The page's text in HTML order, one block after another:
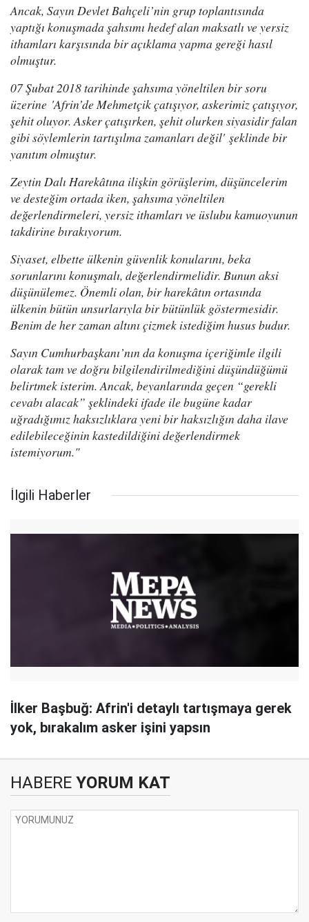
Ancak, Sayın Devlet Bahçeli’nin grup toplantısında
yaptığı konuşmada şahsımı hedef alan maksatlı ve yersiz
ithamları karşısında bir açıklama yapma gereği hasıl
olmuştur.
07 Şubat 2018 tarihinde şahsıma yöneltilen bir soru
üzerine 'Afrin’de Mehmetçik çatışıyor, askerimiz çatışıyor,
şehit oluyor. Asker çatışırken, şehit olurken siyasidir falan
gibi söylemlerin tartışılma zamanları değil' şeklinde bir
yanıtım olmuştur.
Zeytin Dalı Harekâtına ilişkin görüşlerim, düşüncelerim
ve desteğim ortada iken, şahsıma yöneltilen
değerlendirmeleri, yersiz ithamları ve üslubu kamuoyunun
takdirine bırakıyorum.
Siyaset, elbette ülkenin güvenlik konularını, beka
sorunlarını konuşmalı, değerlendirmelidir. Bunun aksi
düşünülemez. Önemli olan, bir harekâtın ortasında
ülkenin bütün unsurlarıyla bir bütünlük göstermesidir.
Benim de her zaman altını çizmek istediğim husus budur.
Sayın Cumhurbaşkanı’nın da konuşma içeriğimle ilgili
olarak tam ve doğru bilgilendirilmediğini düşündüğümü
belirtmek isterim. Ancak, beyanlarında geçen “gerekli
cevabı alacak” şeklindeki ifade ile bugüne kadar
uğradığımız haksızlıklara yeni bir haksızlığın daha ilave
edilebileceğinin kastedildiğini değerlendirmek
istemiyorum."
İlgili Haberler
İlker Başbuğ: Afrin'i detaylı tartışmaya gerek
yok, bırakalım asker işini yapsın
HABERE YORUM KAT